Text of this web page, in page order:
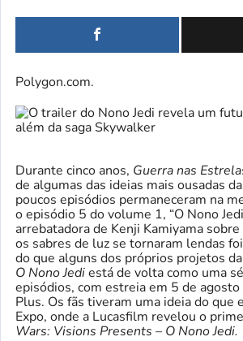
Polygon.com.
Durante cinco anos, Guerra nas
de algumas das ideias mais ousadas
poucos episódios permaneceram na
o episódio 5 do volume 1, “O Nono
arrebatadora de Kenji Kamiyama
os sabres de luz se tornaram lendas
do que alguns dos próprios projetos
O Nono Jediestá de volta como uma
episódios, com estreia em 5 de
Plus. Os fãs tiveram uma ideia do que
Expo, onde a Lucasfilm revelou o
Wars: Visions Presents – O Nono Jedi.